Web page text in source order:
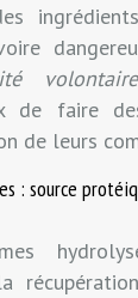
de faire
de leurs
: source